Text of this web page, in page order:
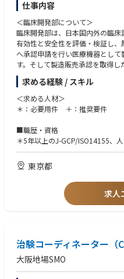
仕事内容
＜臨床開発部について＞
臨床開発部は、日本国内外の臨
有効性と安全性を評価・検証し、
へ承認申請を行い医療機器とし
す。そして製造販売承認を取得
において機器を使用したときの医
する情報の収集、検出、確認又は
し、臨床試験（治験）では得られ
の情報、安全性情報などを集める
を担います。
門」、「Evidence Solutions部門
cal Research部門ではすべての
al Solutions部門はモニタリング
dence Solutions部門は市販後プ
っています。
＜業務の概要＞
臨床試験や海外データ申請など
求める経験 / スキル
＜求める人材＞
＊：必要用件 ＋：推奨要件
■職歴・資格
＊5年以上のJ-GCP/ISO14155、
針、臨床研究法の関連業務
＊3年以上の外部サプライヤー（
＊プロジェクトマネジメント経験
＋医療関連の経験（看護師、薬
＋医療に関する知識を要する又
＋PMDA GCP適合性調査の経験
■知識
＊J-GCP/ISO14155
＊人を対象とする医学系研究に
東京都
求人
治験コーディネーター（
大阪地場SMO